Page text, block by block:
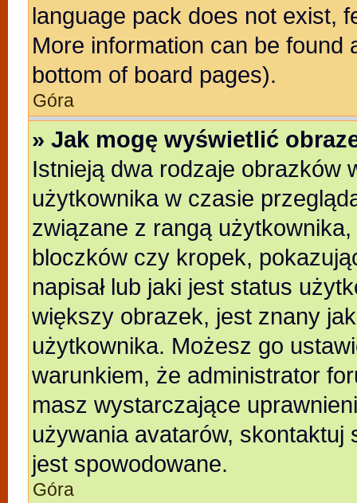
language pack does not exist,
More information can be found
bottom of board pages).
Góra
» Jak mogę wyświetlić
Istnieją dwa rodzaje obrazków
użytkownika w czasie
związane z rangą
bloczków czy kropek,
napisał lub jaki jest status
większy obrazek, jest znany
użytkownika. Możesz go
warunkiem, że administrator
masz wystarczające
używania avatarów,
jest spowodowane.
Góra